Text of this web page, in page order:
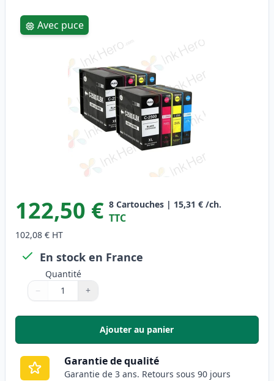
Product information
Avec puce
122,50 € 8 Cartouches | 15,31 € /ch.
TTC
102,08 € HT
En stock en France
Quantité
Quantité
Utilisez les boutons pour ajuster
− +
Quantité
Ajouter au panier
,Pack de 8 Canon PGI-2500XL
Garantie de qualité
Garantie de 3 ans. Retours sous 90 jours